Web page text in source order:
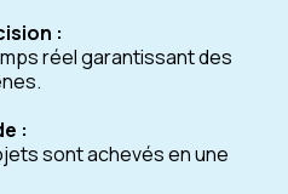
:
réel garantissant des
:
sont achevés en une